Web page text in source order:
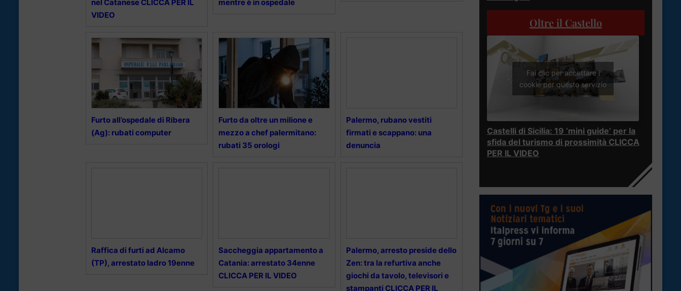
nel Catanese CLICCA PER IL
VIDEO
mentre è in ospedale
Furto all’ospedale di Ribera
(Ag): rubati computer
Furto da oltre un milione e
mezzo a chef palermitano:
rubati 35 orologi
Palermo, rubano vestiti
firmati e scappano: una
denuncia
Raffica di furti ad Alcamo
(TP), arrestato ladro 19enne
Saccheggia appartamento a
Catania: arrestato 34enne
CLICCA PER IL VIDEO
Palermo, arresto preside dello
Zen: tra la refurtiva anche
giochi da tavolo, televisori e
stampanti CLICCA PER IL
Oltre il Castello
Fai clic per accettare i
cookie per questo servizio
Castelli di Sicilia: 19 ‘mini guide’ per la
sfida del turismo di prossimità CLICCA
PER IL VIDEO